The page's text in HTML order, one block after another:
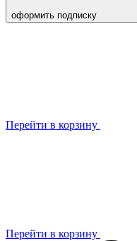
оформить подписку
Перейти в корзину
Перейти в корзину